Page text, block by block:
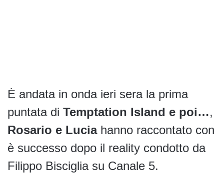
È andata in onda ieri sera la prima
puntata di Temptation Island e poi…,
Rosario e Lucia hanno raccontato con
è successo dopo il reality condotto da
Filippo Bisciglia su Canale 5.